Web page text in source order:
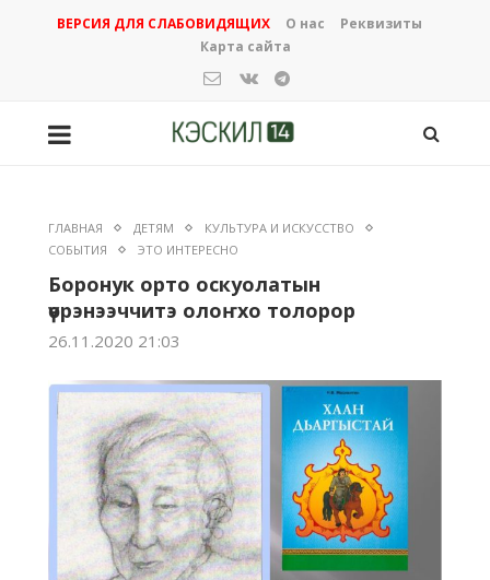
ВЕРСИЯ ДЛЯ СЛАБОВИДЯЩИХ О нас
Реквизиты
Карта сайта
ГЛАВНАЯ ДЕТЯМ
КУЛЬТУРА И ИСКУССТВО
СОБЫТИЯ
ЭТО ИНТЕРЕСНО
Боронук орто оскуолатын
үөрэнээччитэ олоҥхо толорор
26.11.2020 21:03